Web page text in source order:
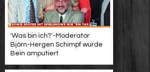
'Was bin ich?'-Moderator
Björn-Hergen Schimpf wurde
Bein amputiert